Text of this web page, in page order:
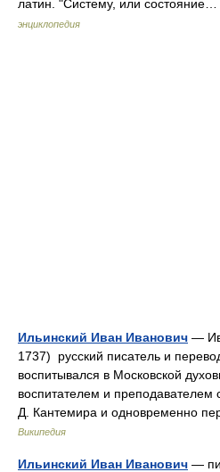
латин. "Систему, или
энциклопедия
Ильинский Иван Иванович —
1737) русский писатель и
воспитывался в Московской
воспитателем и преподавателем
Д. Кантемира и одновременно
Википедия
Ильинский Иван Иванович —